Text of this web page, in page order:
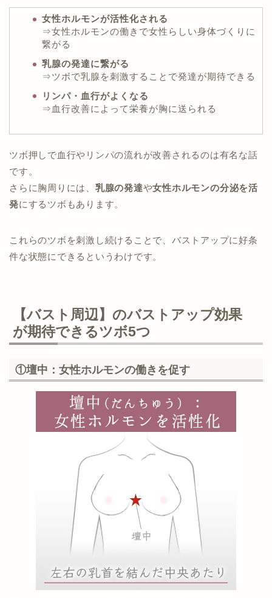
女性ホルモンが活性化される
⇒女性ホルモンの働きで女性らしい身体づくりに
繋がる
乳腺の発達に繋がる
⇒ツボで乳腺を刺激することで発達が期待できる
リンパ・血行がよくなる
⇒血行改善によって栄養が胸に送られる
ツボ押しで血行やリンパの流れが改善されるのは有名な話
です。
さらに胸周りには、 乳腺の発達や女性ホルモンの分泌を活
発にするツボもあります。
これらのツボを刺激し続けることで、バストアップに好条
件な状態にできるというわけです。
【バスト周辺】のバストアップ効果
が期待できるツボ5つ
①壇中：女性ホルモンの働きを促す